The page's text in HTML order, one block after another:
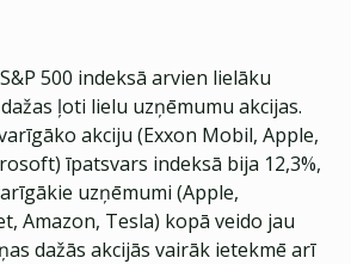
500 indeksā arvien lielāku
ļoti lielu uzņēmumu akcijas.
akciju (Exxon Mobil, Apple,
īpatsvars indeksā bija 12,3%,
uzņēmumi (Apple,
Amazon, Tesla) kopā veido jau
dažās akcijās vairāk ietekmē arī